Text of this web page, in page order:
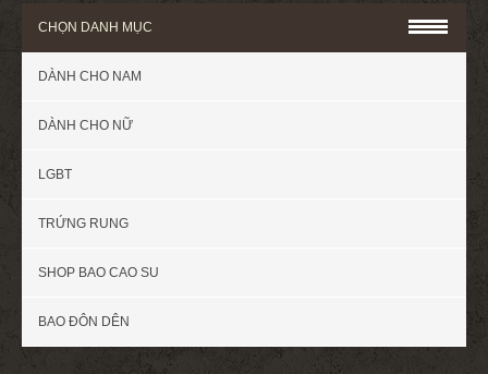
CHỌN DANH MỤC
DÀNH CHO NAM
DÀNH CHO NỮ
LGBT
TRỨNG RUNG
SHOP BAO CAO SU
BAO ĐÔN DÊN